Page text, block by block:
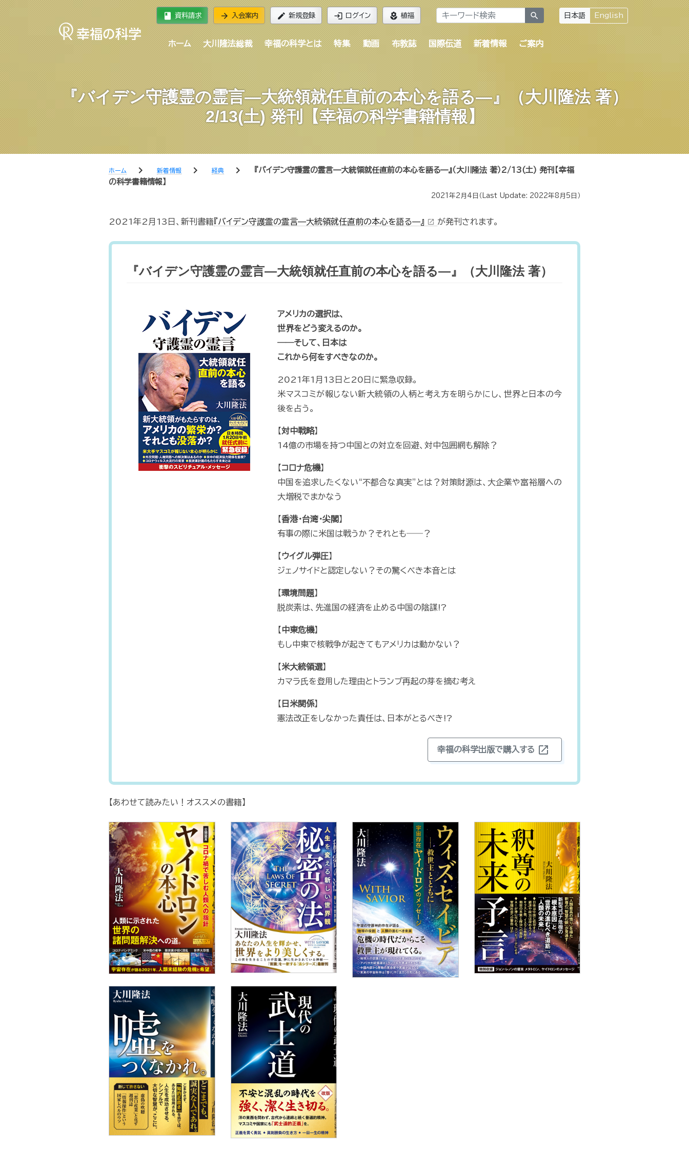
book 資料請求 arrow_forward 入会案内 edit 新規登録 login ログイン local_florist 植福 search 日本語 English
ホーム 大川隆法総裁 幸福の科学とは 特集 動画 布教誌 国際伝道 新着情報 ご案内
『バイデン守護霊の霊言—大統領就任直前の本心を語る—』（大川隆法 著）
2/13(土) 発刊【幸福の科学書籍情報】
ホーム chevron_right 新着情報 chevron_right 経典 chevron_right
『バイデン守護霊の霊言—大統領就任直前の本心を語る—』（大川隆法 著）2/13(土) 発刊【幸福
の科学書籍情報】
2021年2月4日 （Last Update: 2022年8月5日 ）
2021年2月13日、新刊書籍 『バイデン守護霊の霊言—大統領就任直前の本心を語る—』 open_in_new が発刊されます。
『バイデン守護霊の霊言—大統領就任直前の本心を語る—』（大川隆法 著）
アメリカの選択は、
世界をどう変えるのか。
――そして、日本は
これから何をすべきなのか。
2021年1月13日と20日に緊急収録。
米マスコミが報じない新大統領の人柄と考え方を明らかにし、世界と日本の今
後を占う。
【対中戦略】
14億の市場を持つ中国との対立を回避、対中包囲網も解除？
【コロナ危機】
中国を追求したくない“不都合な真実”とは？対策財源は、大企業や富裕層への
大増税でまかなう
【香港・台湾・尖閣 】
有事の際に米国は戦うか？それとも――？
【ウイグル弾圧】
ジェノサイドと認定しない？その驚くべき本音とは
【環境問題】
脱炭素は、先進国の経済を止める中国の陰謀!?
【中東危機】
もし中東で核戦争が起きてもアメリカは動かない？
【米大統領選】
カマラ氏を登用した理由とトランプ再起の芽を摘む考え
【 日米関係】
憲法改正をしなかった責任は、日本がとるべき!?
幸福の科学出版で購入する open_in_new
【あわせて読みたい！オススメの書籍】